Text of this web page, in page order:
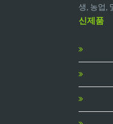
생, 농업,
신제품